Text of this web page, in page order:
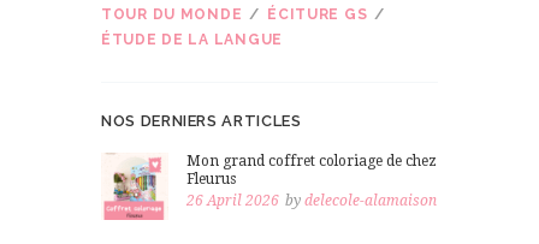
TOUR DU MONDE
ÉCITURE GS
ÉTUDE DE LA LANGUE
NOS DERNIERS ARTICLES
Mon grand coffret coloriage de chez
Fleurus
26 April 2026 bydelecole-alamaison